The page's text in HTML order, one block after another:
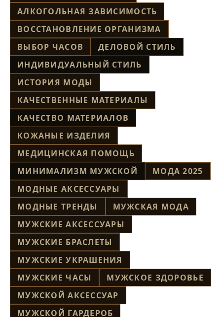
АЛКОГОЛЬНАЯ ЗАВИСИМОСТЬ
ВОССТАНОВЛЕНИЕ ОРГАНИЗМА
ВЫБОР ЧАСОВ
ДЕЛОВОЙ СТИЛЬ
ИНДИВИДУАЛЬНЫЙ СТИЛЬ
ИСТОРИЯ МОДЫ
КАЧЕСТВЕННЫЕ МАТЕРИАЛЫ
КАЧЕСТВО МАТЕРИАЛОВ
КОЖАНЫЕ ИЗДЕЛИЯ
МЕДИЦИНСКАЯ ПОМОЩЬ
МИНИМАЛИЗМ МУЖСКОЙ
МОДА 2025
МОДНЫЕ АКСЕССУАРЫ
МОДНЫЕ ТРЕНДЫ
МУЖСКАЯ МОДА
МУЖСКИЕ АКСЕССУАРЫ
МУЖСКИЕ БРАСЛЕТЫ
МУЖСКИЕ УКРАШЕНИЯ
МУЖСКИЕ ЧАСЫ
МУЖСКОЕ ЗДОРОВЬЕ
МУЖСКОЙ АКСЕССУАР
МУЖСКОЙ ГАРДЕРОБ